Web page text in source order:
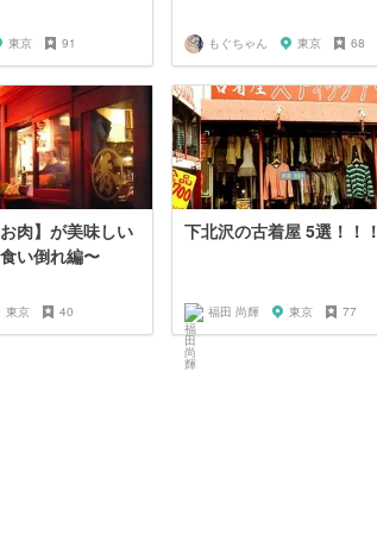
東京 91 もぐちゃん 東京 68
肉】が美味しい
い倒れ編〜
東京 40
下北沢の古着屋 5選！！！
福田 尚輝 東京 77